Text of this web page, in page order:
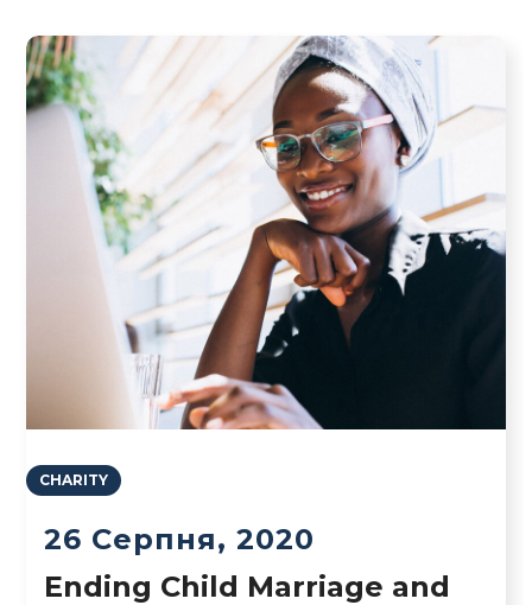
CHARITY
26 Серпня, 2020
Ending Child Marriage and